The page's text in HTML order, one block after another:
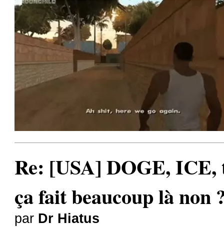
Re: [USA] DOGE,
ça fait beaucoup là non
par Dr Hiatus